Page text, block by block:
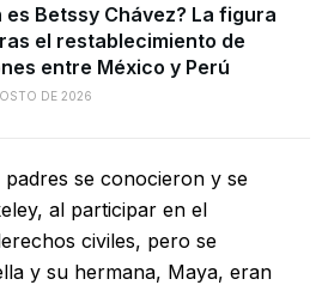
es Betssy Chávez? La figura
el restablecimiento de
entre México y Perú
DE 2026
se conocieron y se
al participar en el
civiles, pero se
y su hermana, Maya, eran